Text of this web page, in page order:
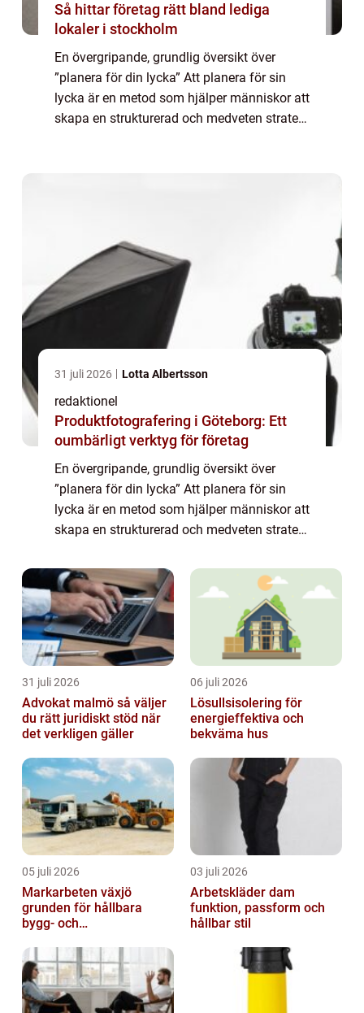
Så hittar företag rätt bland lediga
lokaler i stockholm
En övergripande, grundlig översikt över
”planera för din lycka” Att planera för sin
lycka är en metod som hjälper människor att
skapa en strukturerad och medveten strategi
31 juli 2026 Lotta Albertsson
redaktionel
Produktfotografering i Göteborg: Ett
oumbärligt verktyg för företag
En övergripande, grundlig översikt över
”planera för din lycka” Att planera för sin
lycka är en metod som hjälper människor att
skapa en strukturerad och medveten strategi
Genom att aktivt fo...
31 juli 2026
Advokat malmö så väljer
du rätt juridiskt stöd när
det verkligen gäller
06 juli 2026
Lösullsisolering för
energieffektiva och
bekväma hus
05 juli 2026
Markarbeten växjö
grunden för hållbara
bygg- och
03 juli 2026
Arbetskläder dam
funktion, passform och
hållbar stil